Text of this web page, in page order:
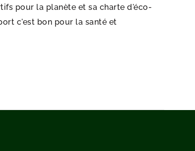
pour la planète et sa charte d'éco-
c'est bon pour la santé et